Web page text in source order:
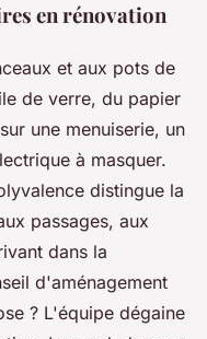
en rénovation
et aux pots de
de verre, du papier
une menuiserie, un
à masquer.
distingue la
passages, aux
dans la
d'aménagement
? L'équipe dégaine